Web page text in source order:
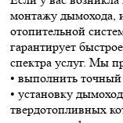
монтажу дымохода,
отопительной
гарантирует
спектра услуг. Мы
• выполнить точный
• установку
твердотопливных